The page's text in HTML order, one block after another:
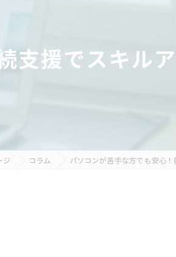
支援でスキル
ジ コラム パソコンが苦手な方でも安心